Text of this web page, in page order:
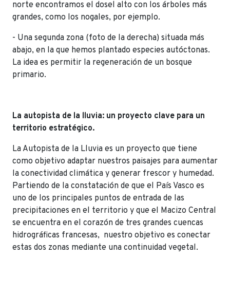
norte encontramos el dosel alto con los árboles más
grandes, como los nogales, por ejemplo.
- Una segunda zona (foto de la derecha) situada más
abajo, en la que hemos plantado especies autóctonas.
La idea es permitir la regeneración de un bosque
primario.
La autopista de la lluvia: un proyecto clave para un
territorio estratégico.
La Autopista de la Lluvia es un proyecto que tiene
como objetivo adaptar nuestros paisajes para aumentar
la conectividad climática y generar frescor y humedad.
Partiendo de la constatación de que el País Vasco es
uno de los principales puntos de entrada de las
precipitaciones en el territorio y que el Macizo Central
se encuentra en el corazón de tres grandes cuencas
hidrográficas francesas, nuestro objetivo es conectar
estas dos zonas mediante una continuidad vegetal.